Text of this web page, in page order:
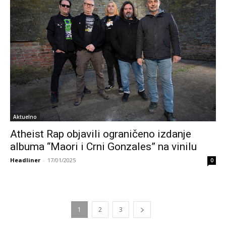
Aktuelno
Atheist Rap objavili ograničeno izdanje
albuma “Maori i Crni Gonzales” na vinilu
Headliner - 17/01/2025 0
1 2 3